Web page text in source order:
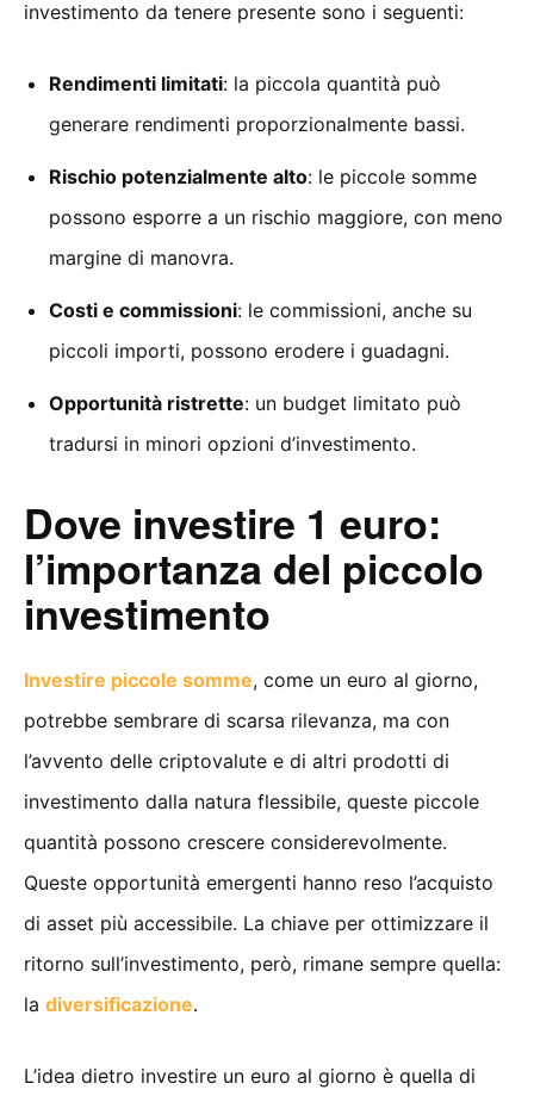
investimento da tenere presente sono i seguenti:
Rendimenti limitati: la piccola quantità può
generare rendimenti proporzionalmente bassi.
Rischio potenzialmente alto: le piccole somme
possono esporre a un rischio maggiore, con meno
margine di manovra.
Costi e commissioni: le commissioni, anche su
piccoli importi, possono erodere i guadagni.
Opportunità ristrette: un budget limitato può
tradursi in minori opzioni d’investimento.
Dove investire 1 euro:
l’importanza del piccolo
investimento
Investire piccole somme, come un euro al giorno,
potrebbe sembrare di scarsa rilevanza, ma con
l’avvento delle criptovalute e di altri prodotti di
investimento dalla natura flessibile, queste piccole
quantità possono crescere considerevolmente.
Queste opportunità emergenti hanno reso l’acquisto
di asset più accessibile. La chiave per ottimizzare il
ritorno sull’investimento, però, rimane sempre quella:
la diversificazione.
L’idea dietro investire un euro al giorno è quella di